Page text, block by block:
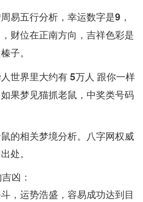
易五行分析，幸运数字是9 ，
，财位在正南方向 ，吉祥色彩是
榛子。
世界里大约有5万人 跟你一样
果梦见猫抓老鼠，中奖类号码
的相关梦境分析。八字网权威
处。
凶：
，运势浩盛，容易成功达到目